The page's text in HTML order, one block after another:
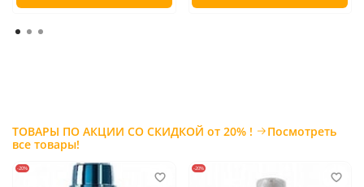
ТОВАРЫ ПО АКЦИИ СО СКИДКОЙ от 20% !
Посмотреть
все товары!
-20% -20%